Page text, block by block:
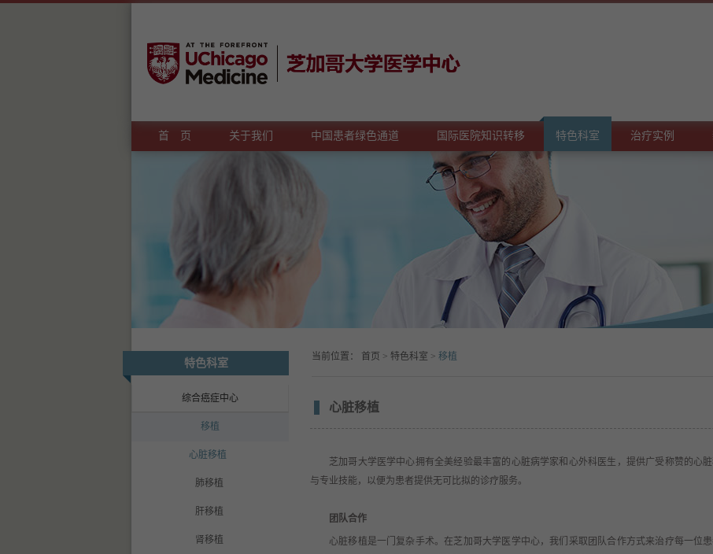
首 页 关于我们 中国患者绿色通道 国际医院知识转移 特色科室 治疗实例
特色科室
综合癌症中心
移植
心脏移植
肺移植
肝移植
肾移植
当前位置： 首页 > 特色科室 > 移植
心脏移植
芝加哥大学医学中心拥有全美经验最丰富的心脏病学家和心外科医生，提供广受称赞的心
与专业技能，以便为患者提供无可比拟的诊疗服务。
团队合作
心脏移植是一门复杂手术。在芝加哥大学医学中心，我们采取团队合作方式来治疗每一位